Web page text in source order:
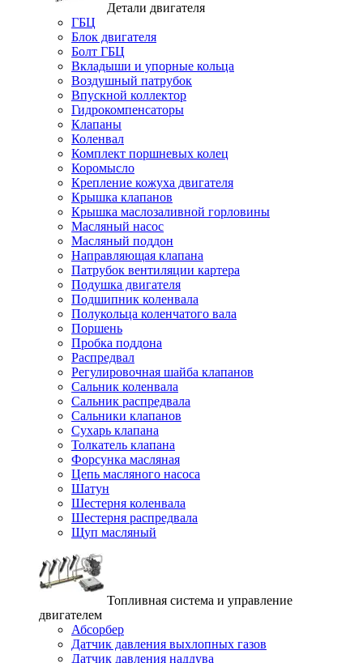
Детали двигателя
ГБЦ
Блок двигателя
Болт ГБЦ
Вкладыши и упорные кольца
Воздушный патрубок
Впускной коллектор
Гидрокомпенсаторы
Клапаны
Коленвал
Комплект поршневых колец
Коромысло
Крепление кожуха двигателя
Крышка клапанов
Крышка маслозаливной горловины
Масляный насос
Масляный поддон
Направляющая клапана
Патрубок вентиляции картера
Подушка двигателя
Подшипник коленвала
Полукольца коленчатого вала
Поршень
Пробка поддона
Распредвал
Регулировочная шайба клапанов
Сальник коленвала
Сальник распредвала
Сальники клапанов
Сухарь клапана
Толкатель клапана
Форсунка масляная
Цепь масляного насоса
Шатун
Шестерня коленвала
Шестерня распредвала
Щуп масляный
Топливная система и управление
двигателем
Абсорбер
Датчик давления выхлопных газов
Датчик давления наддува